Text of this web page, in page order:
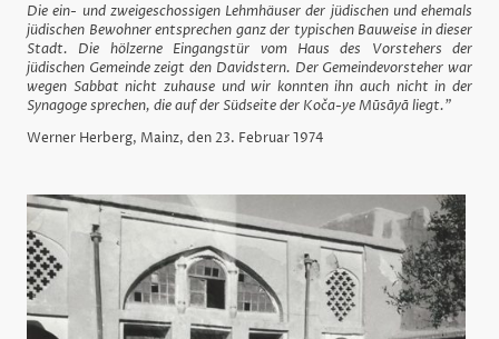
Die ein- und zweigeschossigen Lehmhäuser der jüdischen und ehemals
jüdischen Bewohner entsprechen ganz der typischen Bauweise in dieser
Stadt. Die hölzerne Eingangstür vom Haus des Vorstehers der
jüdischen Gemeinde zeigt den Davidstern. Der Gemeindevorsteher war
wegen Sabbat nicht zuhause und wir konnten ihn auch nicht in der
Synagoge sprechen, die auf der Südseite der Koča-ye Mūsāyā liegt."
Werner Herberg, Mainz, den 23. Februar 1974